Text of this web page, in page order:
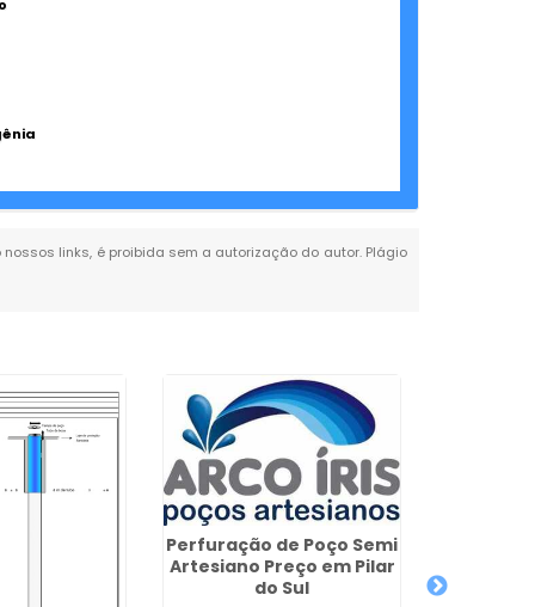
links, é proibida sem a autorização do autor. Plágio
Perfuração de Poço Semi
Artesiano Preço em Pilar
do Sul